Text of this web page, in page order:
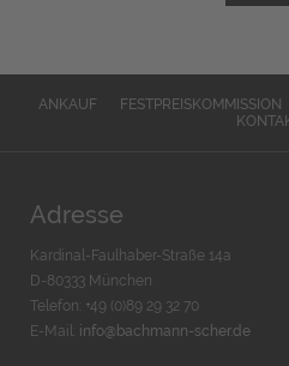
ANKAUF FESTPREISKOMMISSION
Adresse
Kardinal-Faulhaber-Straße 14a
D-80333 München
Telefon: +49 (0)89 29 32 70
E-Mail: info@bachmann-scher.de